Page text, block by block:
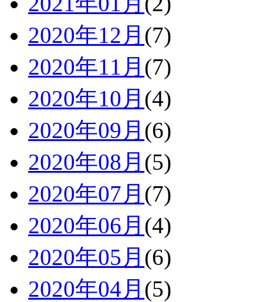
2020年12月 (7)
2020年11月 (7)
2020年10月 (4)
2020年09月 (6)
2020年08月 (5)
2020年07月 (7)
2020年06月 (4)
2020年05月 (6)
2020年04月 (5)